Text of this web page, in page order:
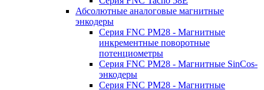
Абсолютные аналоговые магнитные
энкодеры
Серия FNC PM28 - Магнитные
инкрементные поворотные
потенциометры
Серия FNC PM28 - Магнитные SinCos-
энкодеры
Серия FNC PM28 - Магнитные